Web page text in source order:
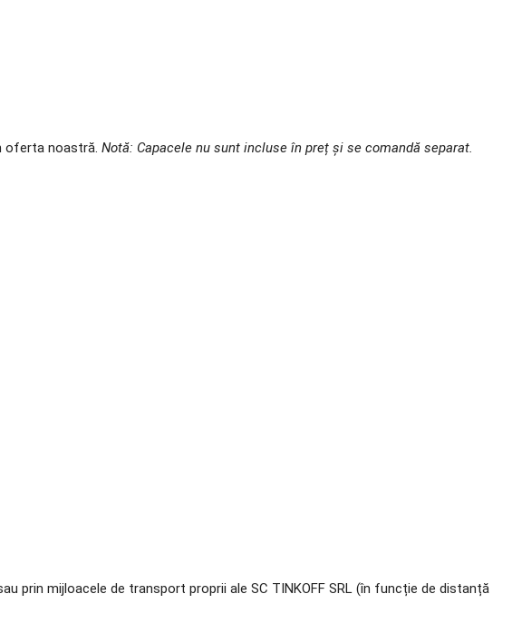
oferta noastră. Notă: Capacele nu sunt incluse în preț și se comandă separat.
prin mijloacele de transport proprii ale SC TINKOFF SRL (în funcție de distanță